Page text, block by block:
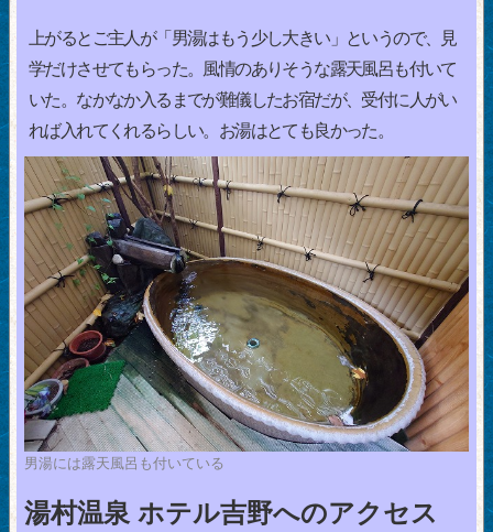
上がるとご主人が「男湯はもう少し大きい」というので、見
学だけさせてもらった。風情のありそうな露天風呂も付いて
いた。なかなか入るまでが難儀したお宿だが、受付に人がい
れば入れてくれるらしい。お湯はとても良かった。
男湯には露天風呂も付いている
湯村温泉 ホテル吉野へのアクセス